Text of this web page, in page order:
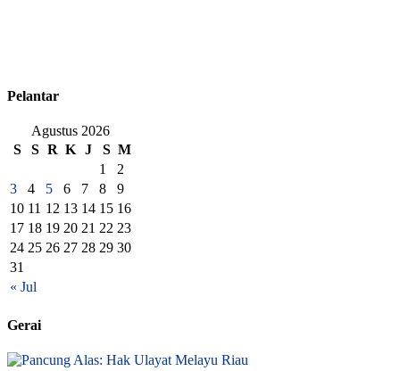
Pelantar
Agustus 2026
S
S R K J S M
« Jul
1
2
3
4 5 6 7 8
9
10 11 12 13 14 15 16
17 18 19 20 21 22 23
24 25 26 27 28 29 30
31
Gerai